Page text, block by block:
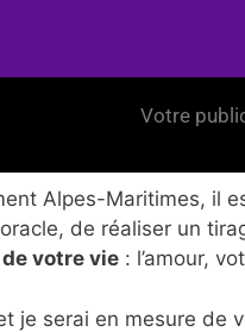
Votre
Alpes-Maritimes, il
de réaliser un
votre vie : l’amour,
je serai en mesure de